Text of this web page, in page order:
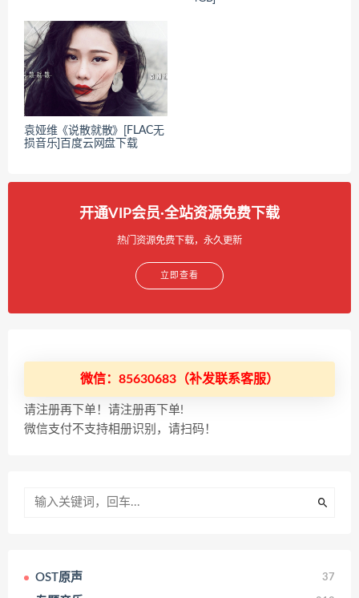
袁娅维《说散就散》[FLAC无
损音乐]百度云网盘下载
开通VIP会员·全站资源免费下载
热门资源免费下载，永久更新
立即查看
微信：85630683（补发联系客服）
请注册再下单！请注册再下单!
微信支付不支持相册识别，请扫码！
OST原声 37